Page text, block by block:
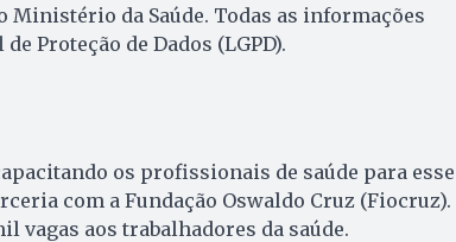
Ministério da Saúde. Todas as informações
Proteção de Dados (LGPD).
os profissionais de saúde para esse
com a Fundação Oswaldo Cruz (Fiocruz).
vagas aos trabalhadores da saúde.